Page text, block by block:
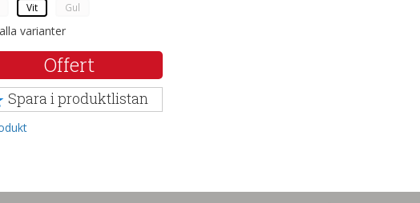
Vit Gul
varianter
Offert
Spara i produktlistan